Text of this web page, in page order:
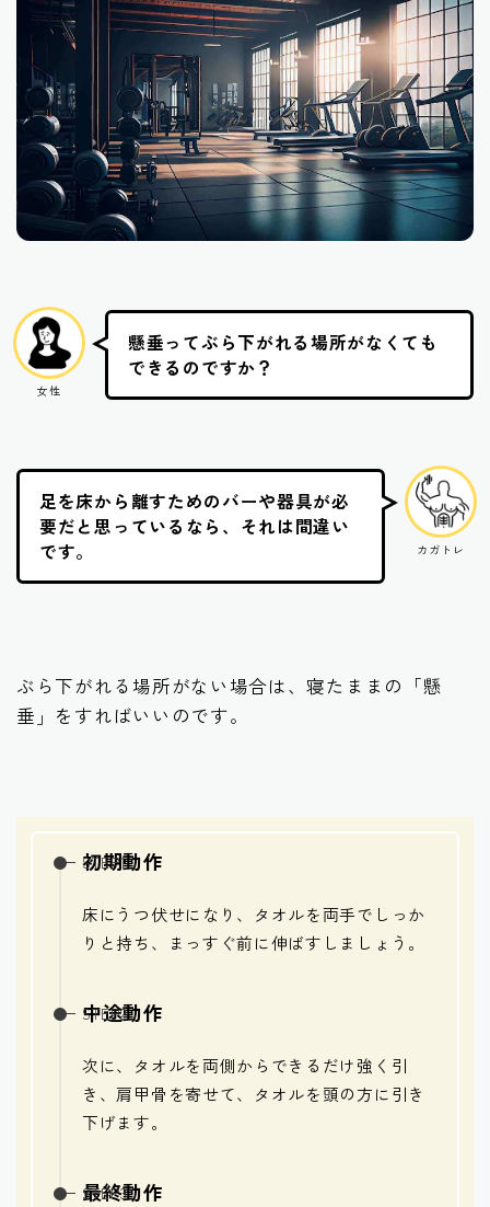
女性
懸垂ってぶら下がれる場所がなくても
できるのですか？
カガトレ
足を床から離すためのバーや器具が必
要だと思っているなら、それは間違い
です。
ぶら下がれる場所がない場合は、寝たままの「懸
垂」をすればいいのです。
初期動作
床にうつ伏せになり、タオルを両手でしっか
りと持ち、まっすぐ前に伸ばすしましょう。
中途動作
次に、タオルを両側からできるだけ強く引
き、肩甲骨を寄せて、タオルを頭の方に引き
下げます。
最終動作